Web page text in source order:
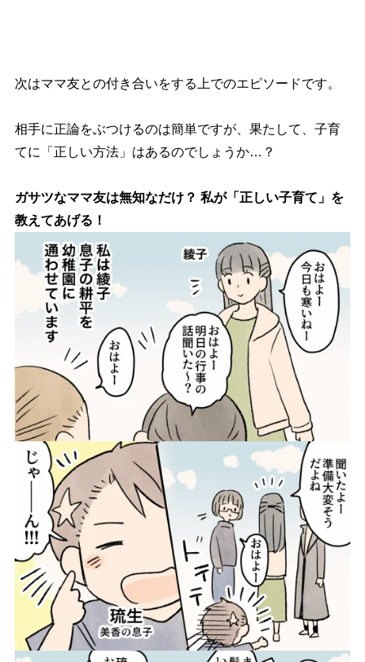
次はママ友との付き合いをする上でのエピソードです。
相手に正論をぶつけるのは簡単ですが、果たして、子育
てに「正しい方法」はあるのでしょうか…？
ガサツなママ友は無知なだけ？ 私が「正しい子育て」を
教えてあげる！